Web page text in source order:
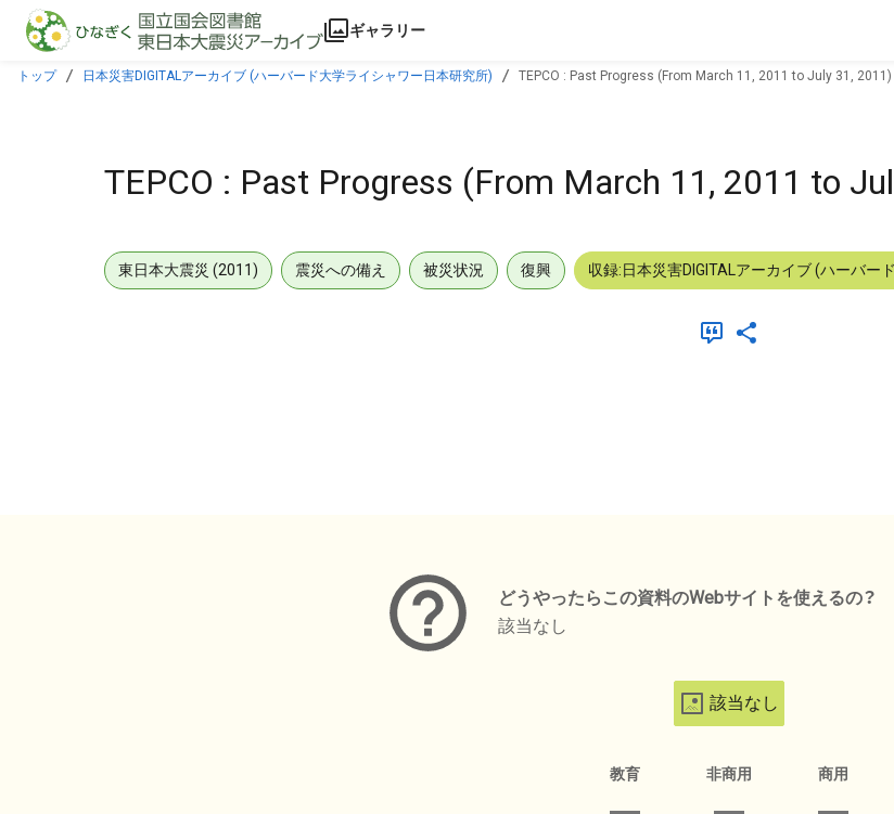
本文に飛ぶ
ギャラリー
トップ 日本災害DIGITALアーカイブ (ハーバード大学ライシャワー日本研究所) TEPCO : Past Progress (From March 11, 2011 to July 31, 2011)
TEPCO : Past Progress (From March 11, 2011 to
東日本大震災 (2011) 震災への備え 被災状況 復興 収録:日本災害DIGITALアーカイブ (ハーバー
どうやったらこの資料のWebサイトを使えるの？
該当なし
該当なし
教育 非商用 商用